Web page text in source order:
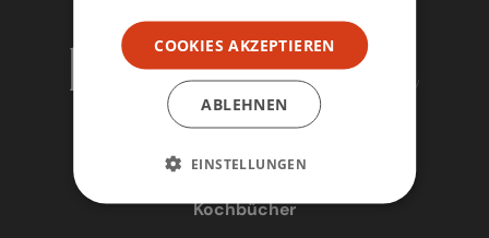
Kochbücher
COOKIES AKZEPTIEREN
ABLEHNEN
EINSTELLUNGEN